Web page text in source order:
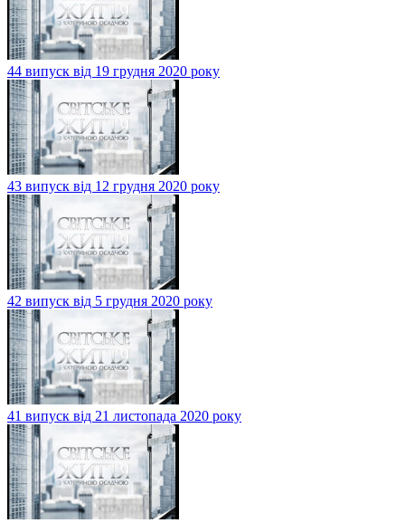
44 випуск від 19 грудня 2020 року
43 випуск від 12 грудня 2020 року
42 випуск від 5 грудня 2020 року
41 випуск від 21 листопада 2020 року